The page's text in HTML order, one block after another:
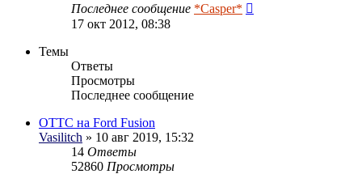
Последнее сообщение *Casper*
17 окт 2012, 08:38
Темы
Ответы
Просмотры
Последнее сообщение
ОТТС на Ford Fusion
Vasilitch » 10 авг 2019, 15:32
14 Ответы
52860 Просмотры